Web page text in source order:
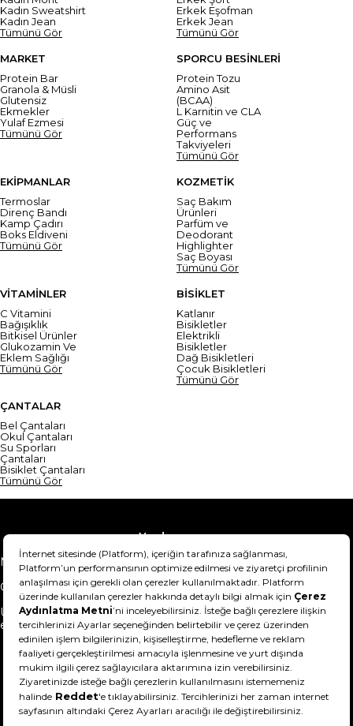
Kadın Sweatshirt
Kadın Jean
Tümünü Gör
Erkek Eşofman
Erkek Jean
Tümünü Gör
MARKET
Protein Bar
Granola & Müsli
Glutensiz
Ekmekler
Yulaf Ezmesi
Tümünü Gör
SPORCU BESİNLERİ
Protein Tozu
Amino Asit
(BCAA)
L Karnitin ve CLA
Güç ve
Performans
Takviyeleri
Tümünü Gör
EKİPMANLAR
Termoslar
Direnç Bandı
Kamp Çadırı
Boks Eldiveni
Tümünü Gör
KOZMETİK
Saç Bakım
Ürünleri
Parfüm ve
Deodorant
Highlighter
Saç Boyası
Tümünü Gör
VİTAMİNLER
C Vitamini
Bağışıklık
Bitkisel Ürünler
Glukozamin Ve
Eklem Sağlığı
Tümünü Gör
BİSİKLET
Katlanır
Bisikletler
Elektrikli
Bisikletler
Dağ Bisikletleri
Çocuk Bisikletleri
Tümünü Gör
ÇANTALAR
Bel Çantaları
Okul Çantaları
Su Sporları
Çantaları
Bisiklet Çantaları
Tümünü Gör
Yardım
Mesafeli Satış Sözleşmesi
Teslimat Bilgisi
Gizlilik Sözleşmesi
Şartlar & Koşullar
Ürünümü nasıl iade
edebilirim?
Hakkımızda